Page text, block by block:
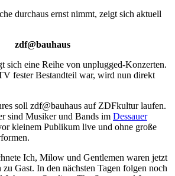
durchaus ernst nimmt, zeigt sich aktuell
zdf@bauhaus
sich eine Reihe von unplugged-Konzerten.
fester Bestandteil war, wird nun direkt
soll zdf@bauhaus auf ZDFkultur laufen.
sind Musiker und Bands im Dessauer
kleinem Publikum live und ohne große
Ich, Milow und Gentlemen waren jetzt
zu Gast. In den nächsten Tagen folgen noch